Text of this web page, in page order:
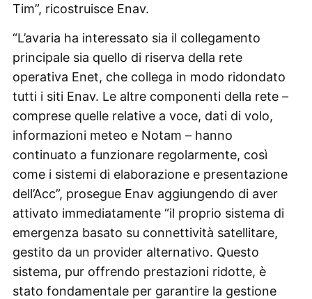
Tim”, ricostruisce Enav.
“L’avaria ha interessato sia il collegamento
principale sia quello di riserva della rete
operativa Enet, che collega in modo ridondato
tutti i siti Enav. Le altre componenti della rete –
comprese quelle relative a voce, dati di volo,
informazioni meteo e Notam – hanno
continuato a funzionare regolarmente, così
come i sistemi di elaborazione e presentazione
dell’Acc”, prosegue Enav aggiungendo di aver
attivato immediatamente “il proprio sistema di
emergenza basato su connettività satellitare,
gestito da un provider alternativo. Questo
sistema, pur offrendo prestazioni ridotte, è
stato fondamentale per garantire la gestione